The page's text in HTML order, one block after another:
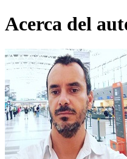
Acerca del